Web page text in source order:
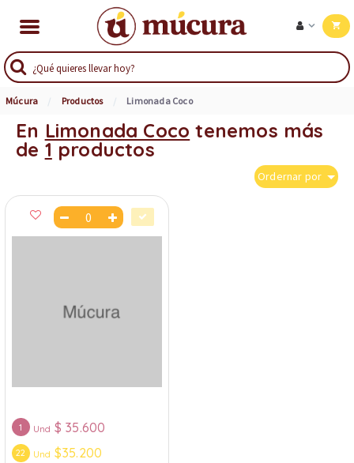
Múcura Productos Limonada Coco
En Limonada Coco tenemos más
de 1 productos
Ordernar por
1 Und $ 35.600
22 Und $35.200